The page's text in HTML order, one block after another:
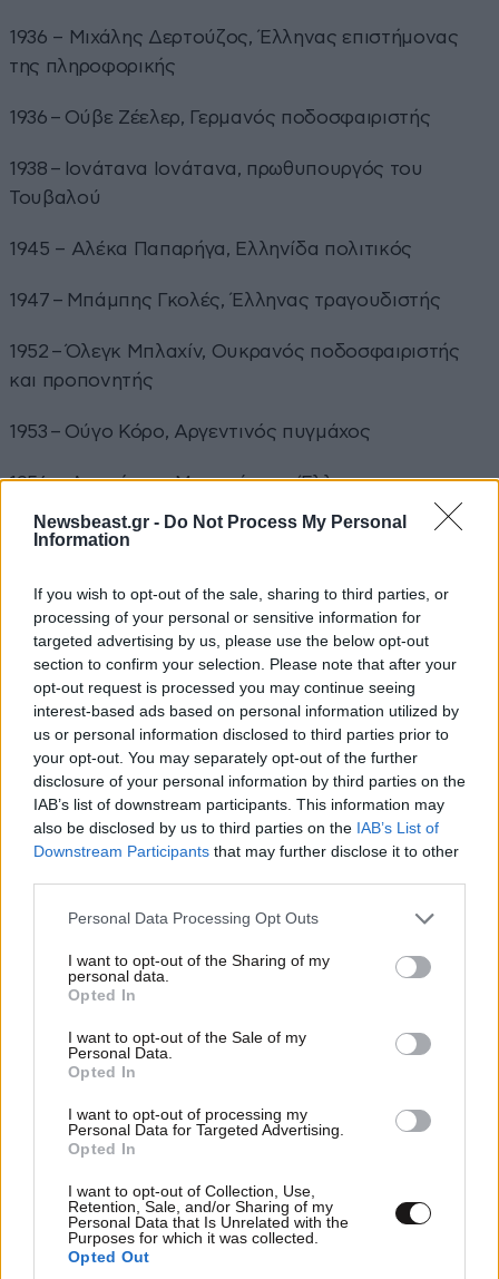
Newsbeast.gr - Do Not Process My Personal
Information
If you wish to opt-out of the sale, sharing to third parties, or
processing of your personal or sensitive information for
targeted advertising by us, please use the below opt-out
section to confirm your selection. Please note that after your
opt-out request is processed you may continue seeing
interest-based ads based on personal information utilized by
us or personal information disclosed to third parties prior to
your opt-out. You may separately opt-out of the further
disclosure of your personal information by third parties on the
IAB’s list of downstream participants. This information may
also be disclosed by us to third parties on the IAB’s List of
Downstream Participants that may further disclose it to other
Please note that this website/app uses one or more Google
not limited to your visit or usage behaviour. You may click to
grant or deny consent to Google and its third-party tags to
use your data for below specified purposes in below Google
consent section.
Personal Data Processing Opt Outs
I want to opt-out of the Sharing of my
personal data.
Opted In
I want to opt-out of the Sale of my
Personal Data.
Opted In
I want to opt-out of processing my
Personal Data for Targeted Advertising.
Opted In
I want to opt-out of Collection, Use,
Retention, Sale, and/or Sharing of my
Personal Data that Is Unrelated with the
Purposes for which it was collected.
Opted Out
1936 – Μιχάλης Δερτούζος, Έλληνας επιστήμονας
της πληροφορικής
1936 – Ούβε Ζέελερ, Γερμανός ποδοσφαιριστής
1938 – Ιονάτανα Ιονάτανα, πρωθυπουργός του
Τουβαλού
1945 – Αλέκα Παπαρήγα, Ελληνίδα πολιτικός
1947 – Μπάμπης Γκολές, Έλληνας τραγουδιστής
1952 – Όλεγκ Μπλαχίν, Ουκρανός ποδοσφαιριστής
και προπονητής
1953 – Ούγο Κόρο, Αργεντινός πυγμάχος
1956 – Λαυρέντης Μαχαιρίτσας, Έλληνας
τραγουδοποιός
1960 – Τίλντα Σουίντον, Αγγλίδα ηθοποιός
1964 – Φάμκε Γιάνσεν, Ολλανδή ηθοποιός και
μοντέλο